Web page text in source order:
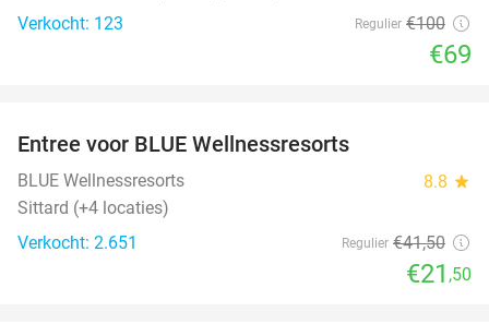
Verkocht: 123
Regulier €100
€69
Entree voor BLUE Wellnessresorts
BLUE Wellnessresorts 8.8 star
Sittard (+4 locaties)
Verkocht: 2.651
Regulier €41,50
€21 ,50